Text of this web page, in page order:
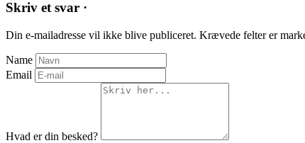
Skriv et svar ·
Din e-mailadresse vil ikke blive publiceret. Krævede felter er
Name
Email
Hvad er din besked?